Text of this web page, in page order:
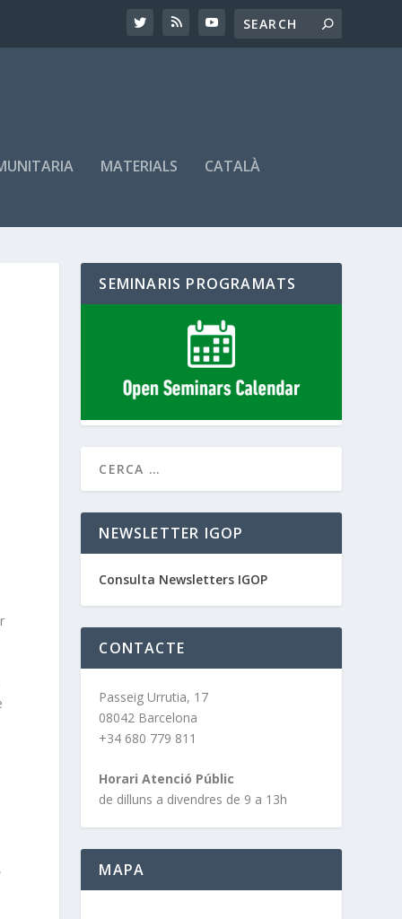
MATERIALS CATALÀ
SEMINARIS PROGRAMATS
NEWSLETTER IGOP
Consulta Newsletters IGOP
CONTACTE
Passeig Urrutia, 17
08042 Barcelona
+34 680 779 811
Horari Atenció Públic
de dilluns a divendres de 9 a 13h
MAPA